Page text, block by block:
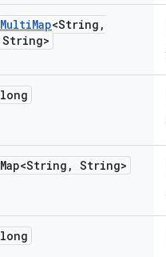
MultiMap<String ,
String>
long
Map<String , String>
long